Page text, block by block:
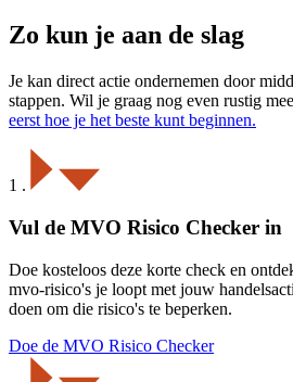
Zo kun je aan de slag
Je kan direct actie ondernemen door
stappen. Wil je graag nog even rustig
eerst hoe je het beste kunt beginnen.
1 .
Vul de MVO Risico Checker in
Doe kosteloos deze korte check en
mvo-risico's je loopt met jouw
doen om die risico's te beperken.
Doe de MVO Risico Checker